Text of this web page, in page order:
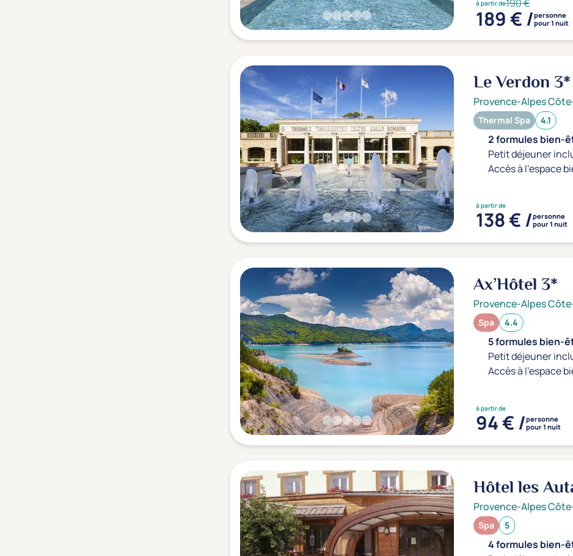
à partir de190 €
189 € /personne
pour 1 nuit
Le Verdon 3*
Provence-Alpes
Thermal Spa 4.1
2 formules bien-
Petit déjeuner
Accès à l'espace
à partir de
138 € /personne
pour 1 nuit
Ax’Hôtel 3*
Provence-Alpes
Spa 4.4
5 formules bien-
Petit déjeuner
Accès à l'espace
à partir de
94 € /personne
pour 1 nuit
Hôtel les
Provence-Alpes
Spa 5
4 formules bien-